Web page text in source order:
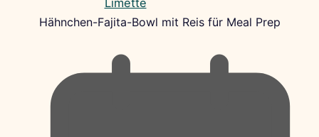
Hähnchen-Fajita-Bowl mit Reis für Meal Prep